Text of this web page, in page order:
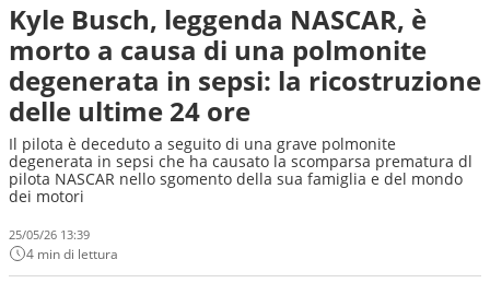
Kyle Busch, leggenda NASCAR, è
morto a causa di una polmonite
degenerata in sepsi: la ricostruzione
delle ultime 24 ore
Il pilota è deceduto a seguito di una grave polmonite
degenerata in sepsi che ha causato la scomparsa prematura dl
pilota NASCAR nello sgomento della sua famiglia e del mondo
dei motori
25/05/26 13:39
4 min di lettura